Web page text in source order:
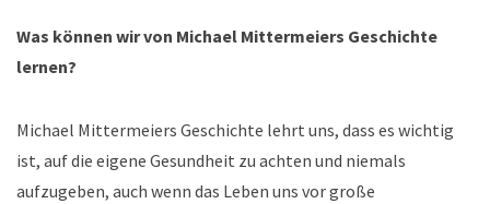
Was können wir von Michael Mittermeiers Geschichte
lernen?
Michael Mittermeiers Geschichte lehrt uns, dass es wichtig
ist, auf die eigene Gesundheit zu achten und niemals
aufzugeben, auch wenn das Leben uns vor große